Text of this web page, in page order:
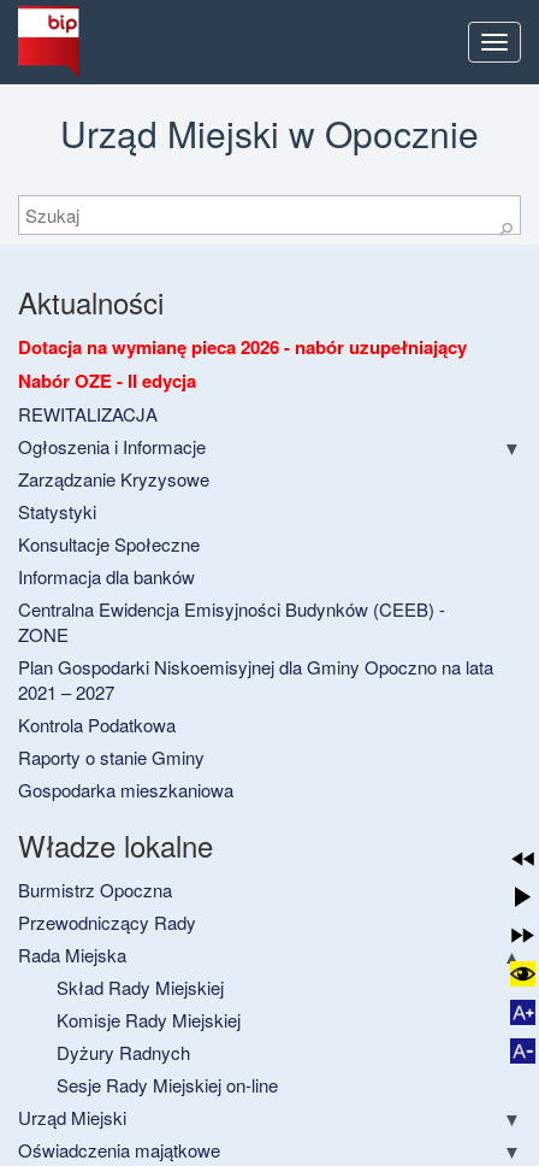
Menu
Urząd Miejski w Opocznie
Szukaj
⚲
Aktualności
Dotacja na wymianę pieca 2026 - nabór uzupełniający
Nabór OZE - II edycja
REWITALIZACJA
Ogłoszenia i Informacje
Zarządzanie Kryzysowe
Statystyki
Konsultacje Społeczne
Informacja dla banków
Centralna Ewidencja Emisyjności Budynków (CEEB) -
ZONE
Plan Gospodarki Niskoemisyjnej dla Gminy Opoczno na lata
2021 – 2027
Kontrola Podatkowa
Raporty o stanie Gminy
Gospodarka mieszkaniowa
Władze lokalne
Burmistrz Opoczna
Przewodniczący Rady
Rada Miejska
Skład Rady Miejskiej
Komisje Rady Miejskiej
Dyżury Radnych
Sesje Rady Miejskiej on-line
Urząd Miejski
Oświadczenia majątkowe